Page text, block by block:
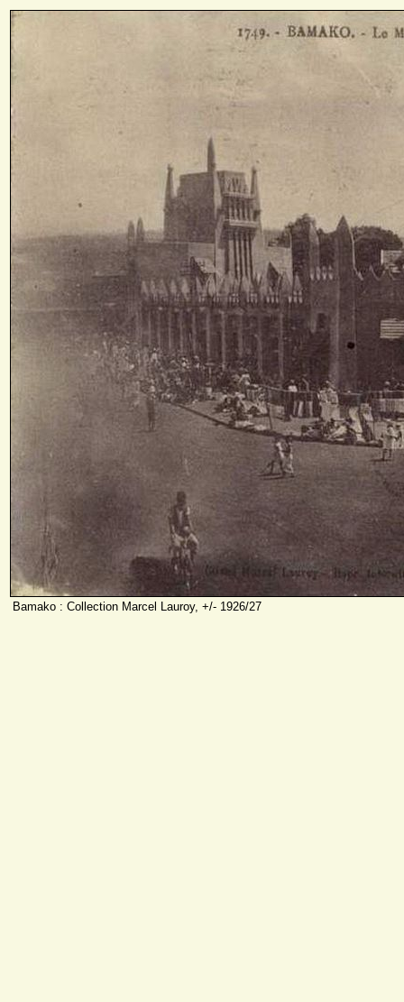
Bamako : Collection Marcel Lauroy, +/- 1926/27